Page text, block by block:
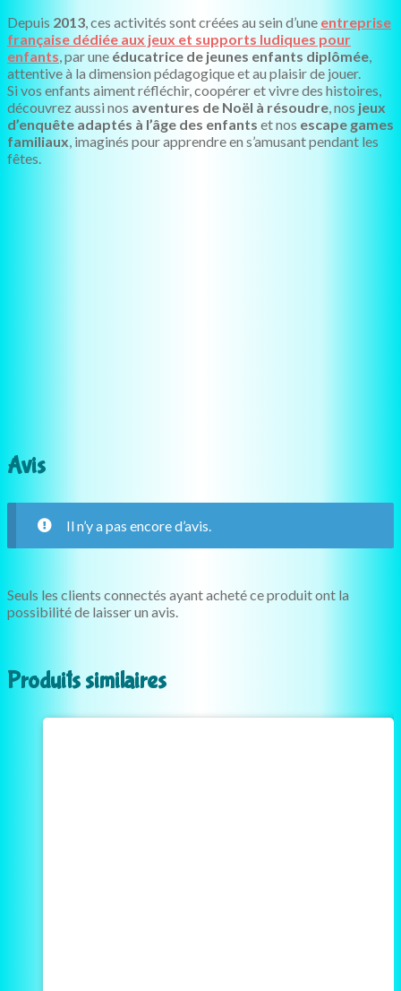
Depuis 2013 , ces activités sont créées au sein d’une entreprise
française dédiée aux jeux et supports ludiques pour
enfants , par une éducatrice de jeunes enfants diplômée
attentive à la dimension pédagogique et au plaisir de jouer.
Si vos enfants aiment réfléchir, coopérer et vivre des histoires,
découvrez aussi nos aventures de Noël à résoudre , nos jeux
d’enquête adaptés à l’âge des enfants et nos escape games
familiaux , imaginés pour apprendre en s’amusant pendant les
fêtes.
Avis
Il n’y a pas encore d’avis.
Seuls les clients connectés ayant acheté ce produit ont la
possibilité de laisser un avis.
Produits similaires